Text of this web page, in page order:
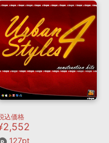
音ルカ V4X
MEIKO V3
SPITFIRE AUDIO
ライセンスフリーBGM
き出し
DUBSTEP
ROUTER.FM
込価格
127pt